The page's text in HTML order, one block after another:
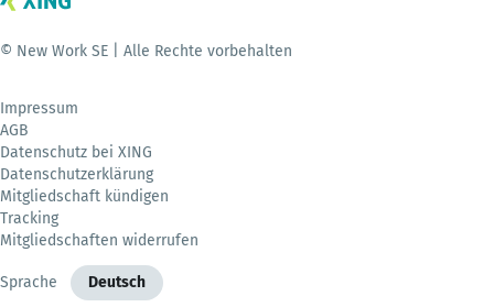
© New Work SE | Alle Rechte vorbehalten
Impressum
AGB
Datenschutz bei XING
Datenschutzerklärung
Mitgliedschaft kündigen
Tracking
Mitgliedschaften widerrufen
Sprache Deutsch